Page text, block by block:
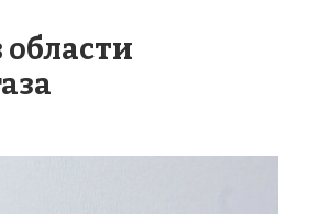
области